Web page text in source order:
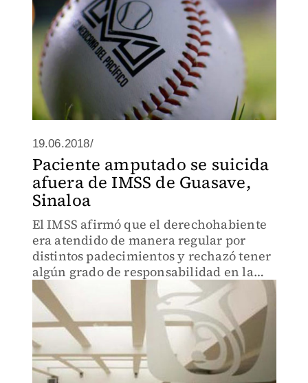
19.06.2018/
Paciente amputado se suicida
afuera de IMSS de Guasave,
Sinaloa
El IMSS afirmó que el derechohabiente
era atendido de manera regular por
distintos padecimientos y rechazó tener
algún grado de responsabilidad en la
muerte.